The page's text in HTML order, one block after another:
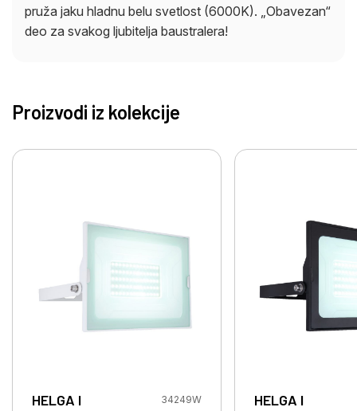
pruža jaku hladnu belu svetlost (6000K). „Obavezan“
deo za svakog ljubitelja baustralera!
Proizvodi iz kolekcije
HELGA I 34249W HELGA I